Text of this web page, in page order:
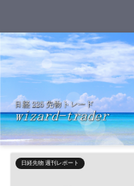
日経先物 週刊レポート